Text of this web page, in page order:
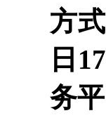
方
日
务平